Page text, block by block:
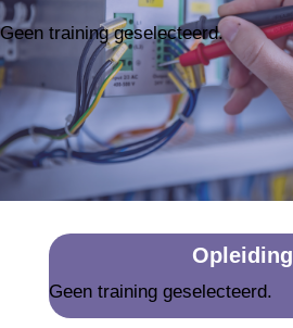
Geen training geselecteerd.
Opleiding
Geen training geselecteerd.